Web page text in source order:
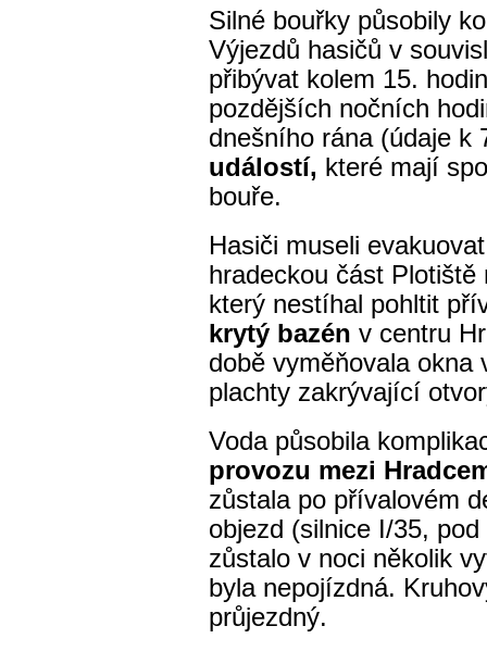
Silné bouřky působily
Výjezdů hasičů v
přibývat kolem 15.
pozdějších nočních
dnešního rána (údaje k
událostí, které mají
bouře.
Hasiči museli
hradeckou část
který nestíhal pohltit
krytý bazén v centru
době vyměňovala okna
plachty zakrývající
Voda působila
provozu mezi
zůstala po přívalovém
objezd (silnice I/35,
zůstalo v noci několik
byla nepojízdná.
průjezdný.